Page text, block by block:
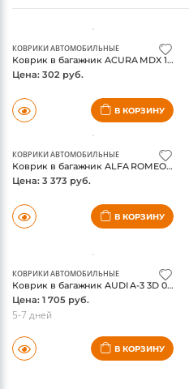
КОВРИКИ АВТОМОБИЛЬНЫЕ
Коврик в багажник ACURA MDX 10/2006-, кроссовер (полиуретан, бежевый) / Акура МДХ
Цена: 302 руб.
В КОРЗИНУ
КОВРИКИ АВТОМОБИЛЬНЫЕ
Коврик в багажник ALFA ROMEO 147 3D 12/2000-, хэтчбек (полиуретан) / Альфа Ромео
Цена: 3 373 руб.
В КОРЗИНУ
КОВРИКИ АВТОМОБИЛЬНЫЕ
Коврик в багажник AUDI A-3 3D 05/2003 - 2012, Sportback. (полиуретан) / Ауди А3
Цена: 1 705 руб.
5-7 дней
В КОРЗИНУ